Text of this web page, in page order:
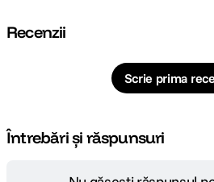
Recenzii
Scrie prima
Întrebări și răspunsuri